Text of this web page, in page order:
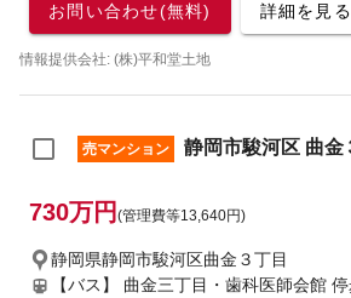
お問い合わせ(無料) 詳細を見る
情報提供会社: (株)平和堂土地
売マンション 静岡市駿河区 曲
730万円 (管理費等13,640円)
静岡県静岡市駿河区曲金３丁目
【バス】 曲金三丁目・歯科医師会館